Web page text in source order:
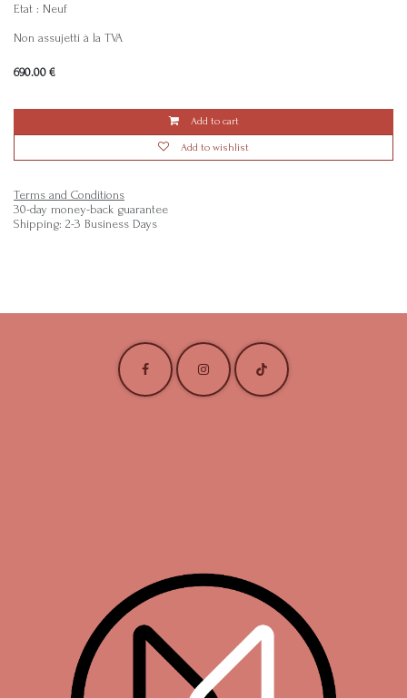
Etat : Neuf
Non assujetti à la TVA
690.00 €
Add to cart
Add to wishlist
Terms and Conditions
30-day money-back guarantee
Shipping: 2-3 Business Days